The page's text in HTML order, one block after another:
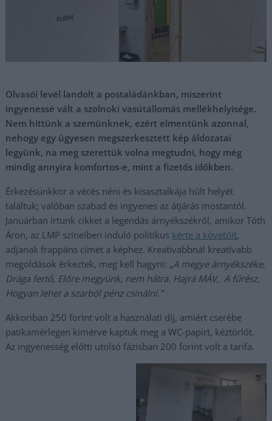
Olvasói levél landolt a postaládánkban, miszerint
ingyenessé vált a szolnoki vasútállomás mellékhelyisége.
Nem hittünk a szemünknek, ezért elmentünk azonnal,
nehogy egy ügyesen megszerkesztett kép áldozatai
legyünk, na meg szerettük volna megtudni, hogy még
mindig annyira komfortos-e, mint a fizetős időkben.
Érkezésünkkor a vécés néni és kisasztalkája hűlt helyét
találtuk; valóban szabad és ingyenes az átjárás mostantól.
Januárban írtunk cikket a legendás árnyékszékről, amikor Tóth
Áron, az LMP színeiben induló politikus kérte a követőit,
adjanak frappáns címet a képhez. Kreatívabbnál kreatívabb
megoldások érkeztek, meg kell hagyni: „A megye árnyékszéke,
Drága fertő, Előre megyünk, nem hátra. Hajrá MÁV, A fűrész,
Hogyan lehet a szarból pénz csinálni.”
Akkoriban 250 forint volt a használati díj, amiért cserébe
patikamérlegen kimérve kaptuk meg a WC-papírt, kéztörlőt.
Az ingyenesség előtti utolsó fázisban 200 forint volt a tarifa.